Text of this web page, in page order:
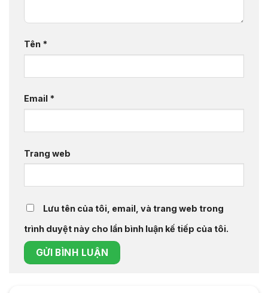
Tên *
Email *
Trang web
Lưu tên của tôi, email, và trang web trong
trình duyệt này cho lần bình luận kế tiếp của tôi.